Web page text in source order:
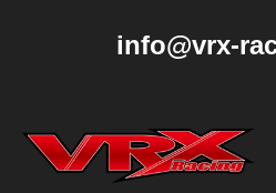
info@vrx-